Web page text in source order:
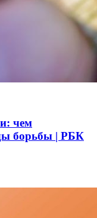
чем
борьбы | РБК